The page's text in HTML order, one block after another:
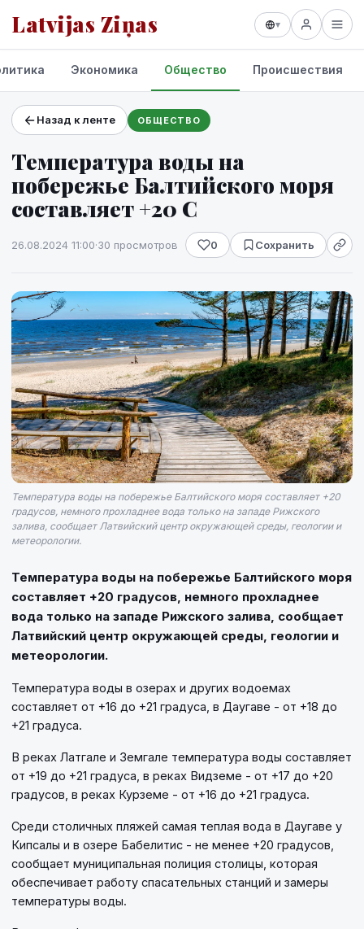
Latvijas Ziņas ▾
Проекты и сервисы
Прогноз погоды
Экономика Общество Происшествия
Назад к ленте ОБЩЕСТВО
Температура воды на
побережье Балтийского моря
составляет +20 C
26.08.2024 11:00·30 просмотров 0 Сохранить
Температура воды на побережье Балтийского моря составляет +20
градусов, немного прохладнее вода только на западе Рижского
залива, сообщает Латвийский центр окружающей среды, геологии и
метеорологии.
Температура воды на побережье Балтийского моря
составляет +20 градусов, немного прохладнее
вода только на западе Рижского залива, сообщает
Латвийский центр окружающей среды, геологии и
метеорологии.
Температура воды в озерах и других водоемах
составляет от +16 до +21 градуса, в Даугаве - от +18 до
+21 градуса.
В реках Латгале и Земгале температура воды составляет
от +19 до +21 градуса, в реках Видземе - от +17 до +20
градусов, в реках Курземе - от +16 до +21 градуса.
Среди столичных пляжей самая теплая вода в Даугаве у
Кипсалы и в озере Бабелитис - не менее +20 градусов,
сообщает муниципальная полиция столицы, которая
обеспечивает работу спасательных станций и замеры
температуры воды.